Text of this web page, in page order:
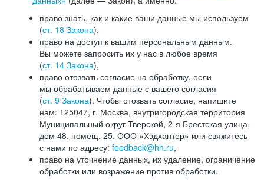
право знать, как и какие ваши данные мы используем
(ст. 18 Закона),
право на доступ к вашим персональным данным.
Вы можете запросить их у нас в любое время
(ст. 14 Закона),
право отозвать согласие на обработку, если
мы обрабатываем данные с вашего согласия
(ст. 9 Закона). Чтобы отозвать согласие, напишите
нам: 125047, г. Москва, внутригородская территория
Муниципальный округ Тверской, 2-я Брестская улица,
дом 48, помещ. 25, ООО «Хэдхантер» или свяжитесь
с нами по адресу: feedback@hh.ru,
право на уточнение данных, их удаление, ограничение
обработки или возражение против обработки.